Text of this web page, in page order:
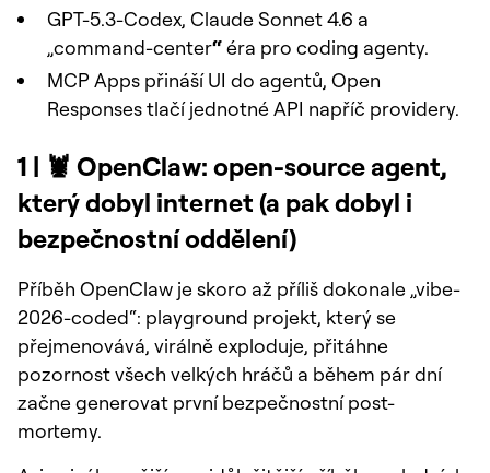
GPT-5.3-Codex, Claude Sonnet 4.6 a
„command-center“éra pro coding agenty.
MCP Apps přináší UI do agentů, Open
Responses tlačí jednotné API napříč providery.
1 | 🦞 OpenClaw: open-source agent,
který dobyl internet (a pak dobyl i
bezpečnostní oddělení)
Příběh OpenClaw je skoro až příliš dokonale „vibe-
2026-coded“: playground projekt, který se
přejmenovává, virálně exploduje, přitáhne
pozornost všech velkých hráčů a během pár dní
začne generovat první bezpečnostní post-
mortemy.